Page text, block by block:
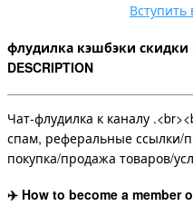
Вступить
флудилка кэшбэки скидки
DESCRIPTION
Чат-флудилка к каналу
спам, реферальные ссылки/
покупка/продажа товаров/
✈️ How to become a member